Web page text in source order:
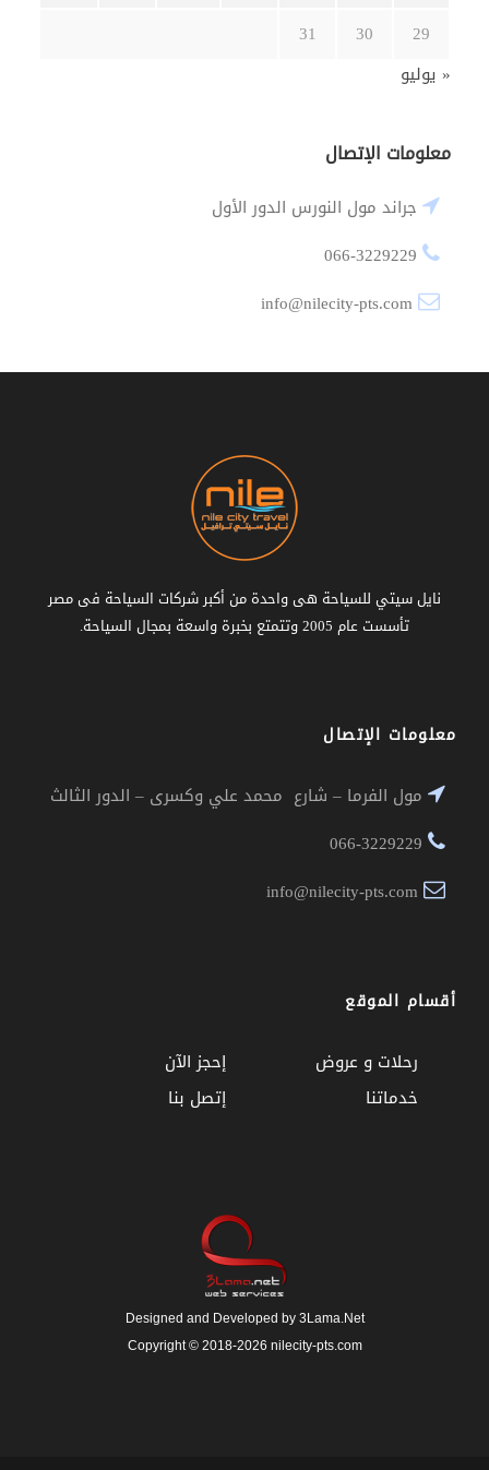
29
30
31
« يوليو
معلومات الإتصال
جراند مول النورس الدور الأول
نايل سيتي للسياحة هى واحدة من أكبر شركات السياحة فى مصر
تأسست عام 2005 وتتمتع بخبرة واسعة بمجال السياحة.
معلومات الإتصال
مول الفرما – شارع محمد علي وكسرى – الدور الثالث
أقسام الموقع
إحجز الآن
رحلات و عروض
إتصل بنا
خدماتنا
Designed and Developed by 3Lama.Net
Copyright © 2018-2026 nilecity-pts.com